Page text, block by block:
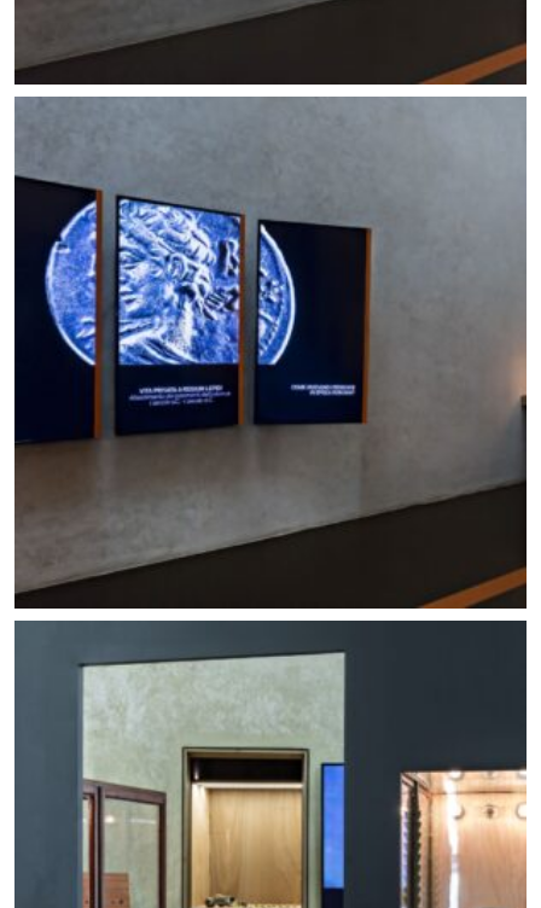
Allestimento mostra Lo scavo in piazza. Foto ©
Carlo Vannini
Allestimento mostra Lo scavo in piazza. Foto ©
Carlo Vannini